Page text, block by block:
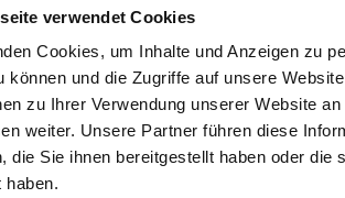
verwendet Cookies
Cookies, um Inhalte und Anzeigen zu
können und die Zugriffe auf unsere
zu Ihrer Verwendung unserer Website
weiter. Unsere Partner führen diese
die Sie ihnen bereitgestellt haben oder die
haben.
LET'S CONNECT
Kontakt
Instagram